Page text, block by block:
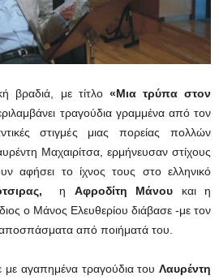
βραδιά, με τίτλο «Μια τρύπα στον
τραγούδια γραμμένα από τον
στιγμές μιας πορείας πολλών
Μαχαιρίτσα, ερμήνευσαν στίχους
αφήσει το ίχνος τους στο ελληνικό
η Αφροδίτη Μάνου και η
ο Μάνος Ελευθερίου διάβασε -με τον
από ποιήματά του.
αγαπημένα τραγούδια του Λαυρέντη